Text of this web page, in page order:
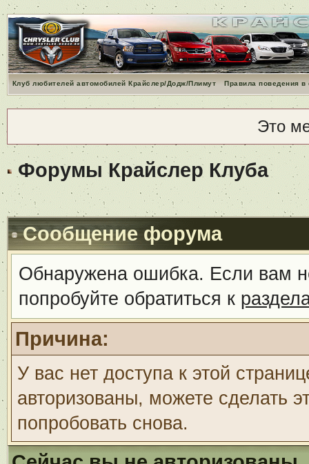
Клуб любителей автомобилей Крайслер/Додж/Плимут Правила поведения
Это
Форумы Крайслер Клуба
Сообщение форума
Обнаружена ошибка. Если вам
попробуйте обратиться к
Причина:
У вас нет доступа к этой
авторизованы, можете сделать
попробовать снова.